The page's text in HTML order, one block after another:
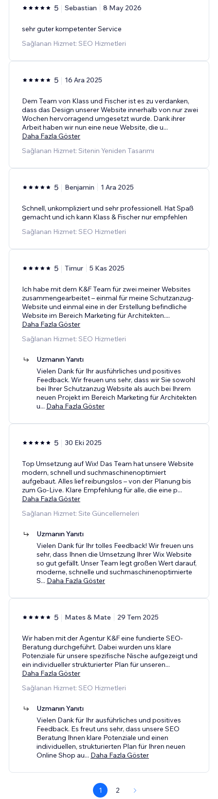
5 Sebastian 8 May 2026
sehr guter kompetenter Service
Sağlanan Hizmet: SEO Hizmetleri
5 16 Ara 2025
Dem Team von Klass und Fischer ist es zu verdanken,
dass das Design unserer Website innerhalb von nur zwei
Wochen hervorragend umgesetzt wurde. Dank ihrer
Arbeit haben wir nun eine neue Website, die u...
Daha Fazla Göster
Sağlanan Hizmet: Sitenin Yeniden Tasarımı
5 Benjamin 1 Ara 2025
Schnell, unkompliziert und sehr professionell. Hat Spaß
gemacht und ich kann Klass & Fischer nur empfehlen
Sağlanan Hizmet: SEO Hizmetleri
5 Timur 5 Kas 2025
Ich habe mit dem K&F Team für zwei meiner Websites
zusammengearbeitet – einmal für meine Schutzanzug-
Website und einmal eine in der Erstellung befindliche
Website im Bereich Marketing für Architekten....
Daha Fazla Göster
Sağlanan Hizmet: SEO Hizmetleri
Uzmanın Yanıtı
Vielen Dank für Ihr ausführliches und positives
Feedback. Wir freuen uns sehr, dass wir Sie sowohl
bei Ihrer Schutzanzug Website als auch bei Ihrem
neuen Projekt im Bereich Marketing für Architekten
u... Daha Fazla Göster
5 30 Eki 2025
Top Umsetzung auf Wix! Das Team hat unsere Website
modern, schnell und suchmaschinenoptimiert
aufgebaut. Alles lief reibungslos – von der Planung bis
zum Go-Live. Klare Empfehlung für alle, die eine p...
Daha Fazla Göster
Sağlanan Hizmet: Site Güncellemeleri
Uzmanın Yanıtı
Vielen Dank für Ihr tolles Feedback! Wir freuen uns
sehr, dass Ihnen die Umsetzung Ihrer Wix Website
so gut gefällt. Unser Team legt großen Wert darauf,
moderne, schnelle und suchmaschinenoptimierte
S... Daha Fazla Göster
5 Mates & Mate 29 Tem 2025
Wir haben mit der Agentur K&F eine fundierte SEO-
Beratung durchgeführt. Dabei wurden uns klare
Potenziale für unsere spezifische Nische aufgezeigt und
ein individueller strukturierter Plan für unseren...
Daha Fazla Göster
Sağlanan Hizmet: SEO Hizmetleri
Uzmanın Yanıtı
Vielen Dank für Ihr ausführliches und positives
Feedback. Es freut uns sehr, dass unsere SEO
Beratung Ihnen klare Potenziale und einen
individuellen, strukturierten Plan für Ihren neuen
Online Shop au... Daha Fazla Göster
1 2